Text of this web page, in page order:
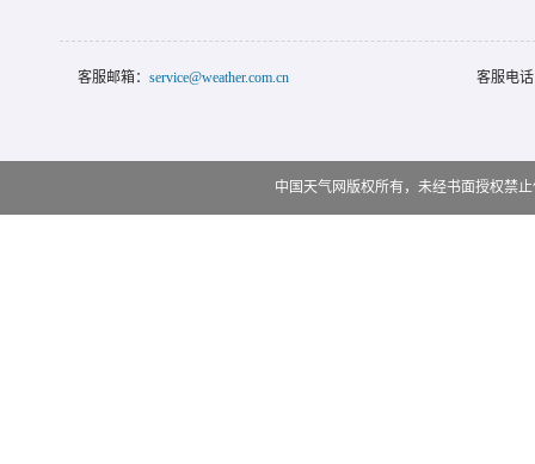
客服邮箱： service@weather.com.cn 客服电
中国天气网版权所有，未经书面授权